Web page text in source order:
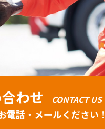
わせ CONTACT US
電話・メールください！